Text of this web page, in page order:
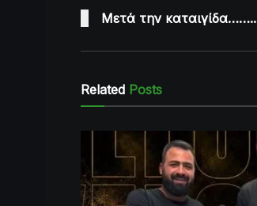
Μετά την καταιγίδα……..
Related Posts